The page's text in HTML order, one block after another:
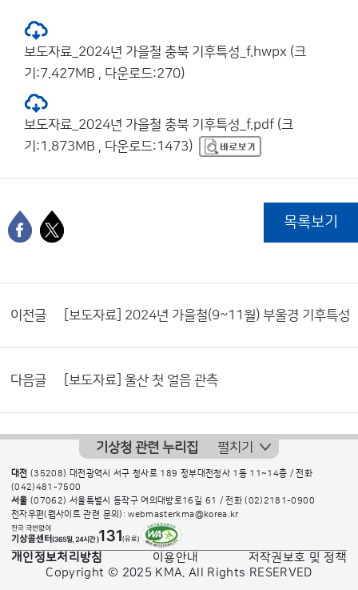
보도자료_2024년 가을철 충북 기후특성_f.hwpx (크
기:7.427MB , 다운로드:270)
보도자료_2024년 가을철 충북 기후특성_f.pdf (크
기:1.873MB , 다운로드:1473)
목록보기
이전글 [보도자료] 2024년 가을철(9~11월) 부울경 기후특성
다음글 [보도자료] 울산 첫 얼음 관측
기상청 관련 누리집 펼치기
대전 (35208) 대전광역시 서구 청사로 189 정부대전청사 1동 11~14층 / 전화
(042)481-7500
서울 (07062) 서울특별시 동작구 여의대방로16길 61 / 전화(02)2181-0900
전자우편(웹사이트 관련 문의): webmasterkma@korea.kr
개인정보처리방침 이용안내
저작권보호 및 정책
Copyright © 2025 KMA. All Rights RESERVED